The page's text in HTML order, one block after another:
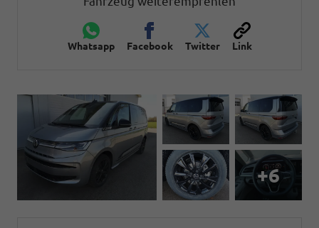
Whatsapp Facebook Twitter Link
+6